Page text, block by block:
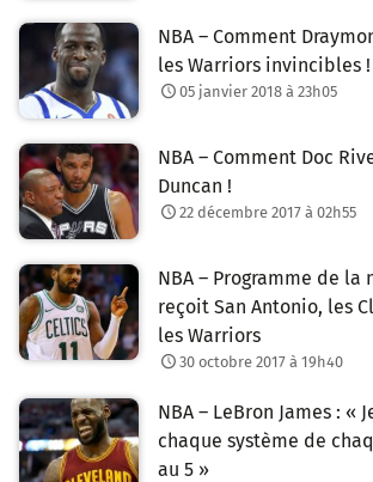
NBA – Comment
les Warriors invincibles !
05 janvier 2018 à 23h05
NBA – Comment Doc
Duncan !
22 décembre 2017 à 02h55
NBA – Programme de la
reçoit San Antonio, les
les Warriors
30 octobre 2017 à 19h40
NBA – LeBron James : «
chaque système de
au 5 »